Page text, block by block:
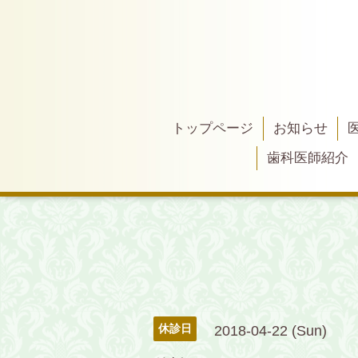
トップページ お知らせ
歯科医師紹介
休診日 2018-04-22 (Sun)